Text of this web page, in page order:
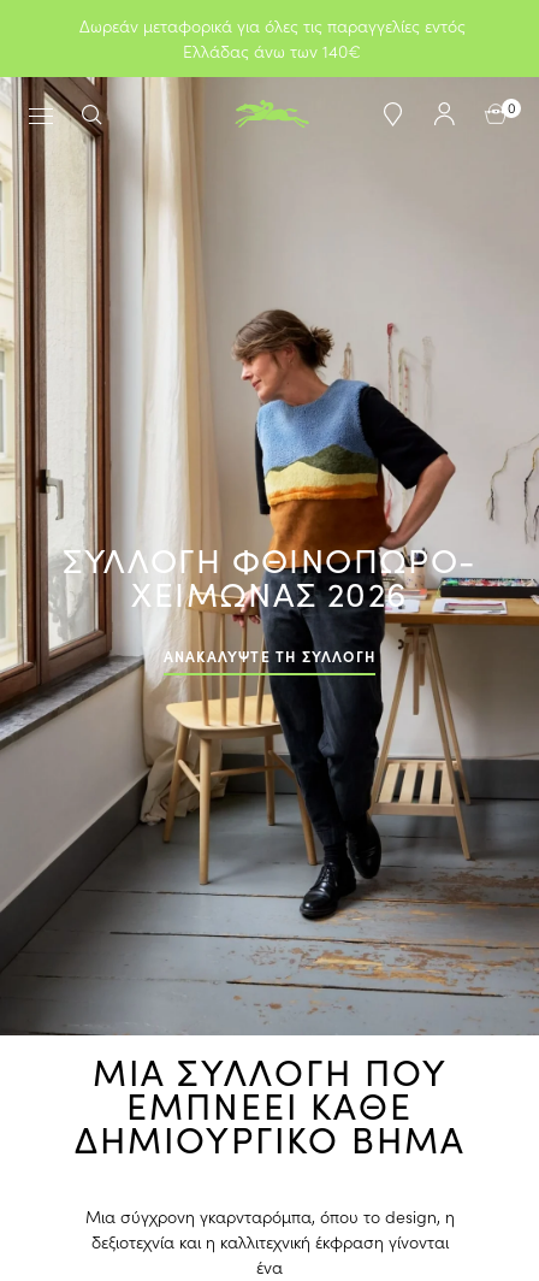
Δωρεάν μεταφορικά για όλες τις παραγγελίες εντός
Ελλάδας άνω των 140€
0
ΣΥΛΛΟΓΗ ΦΘΙΝΟΠΩΡΟ-
ΧΕΙΜΩΝΑΣ 2026
ΑΝΑΚΑΛΥΨΤΕ ΤΗ ΣΥΛΛΟΓΗ
ΜΙΑ ΣΥΛΛΟΓΗ ΠΟΥ
ΕΜΠΝΕΕΙ ΚΑΘΕ
ΔΗΜΙΟΥΡΓΙΚΟ ΒΗΜΑ
Μια σύγχρονη γκαρνταρόμπα, όπου το design, η
δεξιοτεχνία και η καλλιτεχνική έκφραση γίνονται
ένα